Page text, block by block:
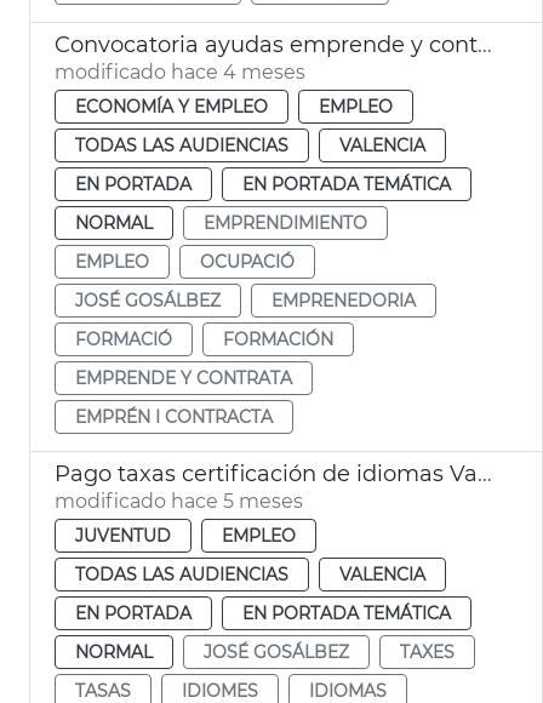
Convocatoria ayudas emprende y contrata
modificado hace 4 meses
ECONOMÍA Y EMPLEO
EMPLEO
TODAS LAS AUDIENCIAS
VALENCIA
EN PORTADA
EN PORTADA TEMÁTICA
NORMAL
EMPRENDIMIENTO
EMPLEO
OCUPACIÓ
JOSÉ GOSÁLBEZ
EMPRENEDORIA
FORMACIÓ
FORMACIÓN
EMPRENDE Y CONTRATA
EMPRÉN I CONTRACTA
Pago taxas certificación de idiomas València
modificado hace 5 meses
JUVENTUD
EMPLEO
TODAS LAS AUDIENCIAS
VALENCIA
EN PORTADA
EN PORTADA TEMÁTICA
NORMAL
JOSÉ GOSÁLBEZ
TAXES
TASAS
IDIOMES IDIOMAS